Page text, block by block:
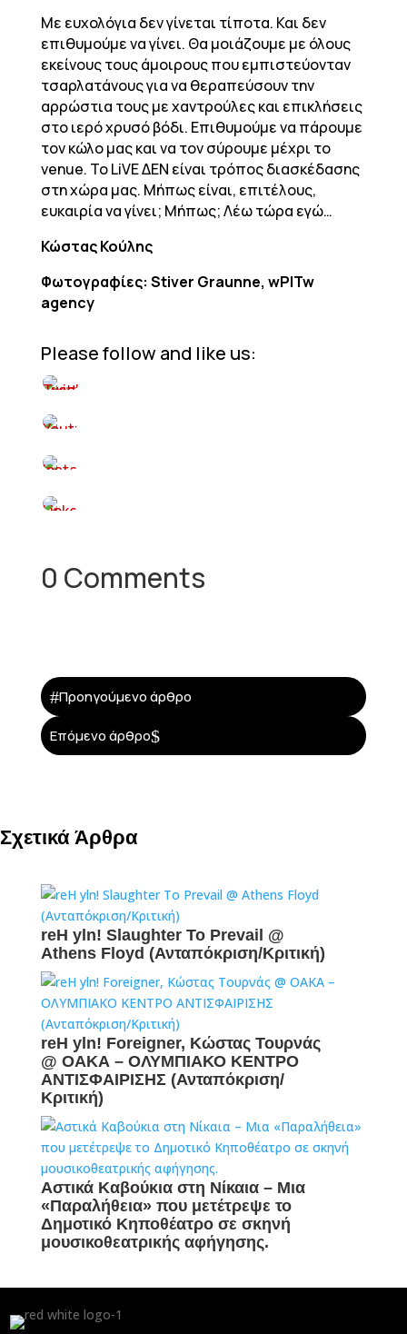
Με ευχολόγια δεν γίνεται τίποτα. Και δεν
επιθυμούμε να γίνει. Θα μοιάζουμε με όλους
εκείνους τους άμοιρους που εμπιστεύονταν
τσαρλατάνους για να θεραπεύσουν την
αρρώστια τους με χαντρούλες και επικλήσεις
στο ιερό χρυσό βόδι. Επιθυμούμε να πάρουμε
τον κώλο μας και να τον σύρουμε μέχρι το
venue. Το LiVE ΔΕΝ είναι τρόπος διασκέδασης
στη χώρα μας. Μήπως είναι, επιτέλους,
ευκαιρία να γίνει; Μήπως; Λέω τώρα εγώ…
Κώστας Κούλης
Φωτογραφίες: Stiver Graunne, wPITw
agency
Please follow and like us:
0 Comments
#Προηγούμενο άρθρο
Επόμενο άρθρο$
Σχετικά Άρθρα
reH yln! Slaughter To Prevail @
Athens Floyd (Ανταπόκριση/Κριτική)
reH yln! Foreigner, Κώστας Τουρνάς
@ ΟΑΚΑ – ΟΛΥΜΠΙΑΚΟ ΚΕΝΤΡΟ
ΑΝΤΙΣΦΑΙΡΙΣΗΣ (Ανταπόκριση/
Κριτική)
Αστικά Καβούκια στη Νίκαια – Mια
«Παραλήθεια» που μετέτρεψε το
Δημοτικό Κηποθέατρο σε σκηνή
μουσικοθεατρικής αφήγησης.